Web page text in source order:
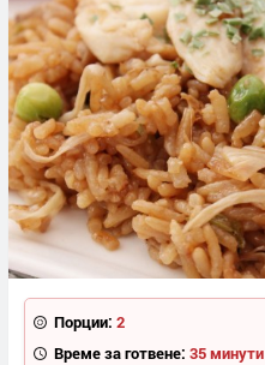
Порции: 2
Време за готвене: 35 минути